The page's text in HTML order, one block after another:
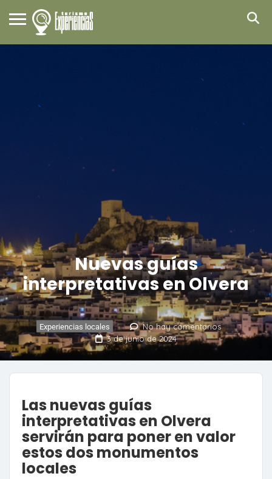
Nuevas guías
interpretativas en Olvera
Experiencias locales
No hay comentarios
3 de junio de 2024
Las nuevas guías
interpretativas en Olvera
servirán para poner en valor
estos dos monumentos
locales